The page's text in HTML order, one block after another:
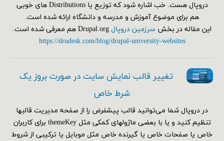
دروپال هست. خب اشاره شود که توزیع یا Distributions های خوبی
هم برای موضوع آموزش و مدرسه و دانشگاه ارائه شده است.
این مقاله در بخش سرزمین دروپالDrupal.org هم معرفی شده است.
https://drudesk.com/blog/drupal-university-websites
تغییر قالب نمایش سایت در صورت بروز یک
شرط خاص
در دروپال شما می‌توانید قالب پیشفرض را از صفحه مدیریت قالبها
تنظیم کنید و یا با بعضی ماژولهای کمکی مثل themeKey برای کاربران
خاص یا صفحات خاص یا گیرنده خاص مثل موبایل یا ترکیبی از شروط